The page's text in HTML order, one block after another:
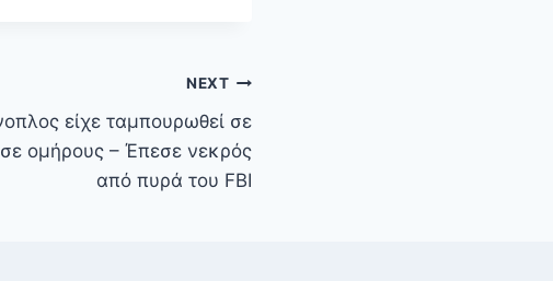
NEXT
είχε ταμπουρωθεί σε
ομήρους – Έπεσε νεκρός
από πυρά του FBI